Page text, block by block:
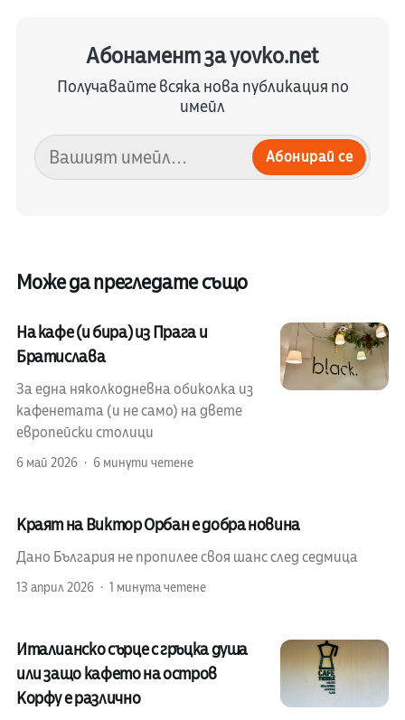
Абонамент за yovko.net
Получавайте всяка нова публикация по
имейл
Абонирай се
Може да прегледате също
На кафе (и бира) из Прага и
Братислава
За една няколкодневна обиколка из
кафенетата (и не само) на двете
европейски столици
6 май 2026 6 минути четене
Краят на Виктор Орбан е добра новина
Дано България не пропилее своя шанс след седмица
13 април 2026 1 минута четене
Италианско сърце с гръцка душа
или защо кафето на остров
Корфу е различно